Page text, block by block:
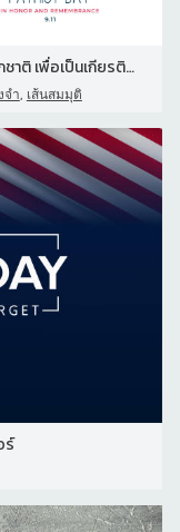
911 วันรักชาติ เพื่อเป็นเกียรติและระลึกถึง NYC Skyline ในสไตล์เส้น
จำ, เส้นสมมุติ
ร์